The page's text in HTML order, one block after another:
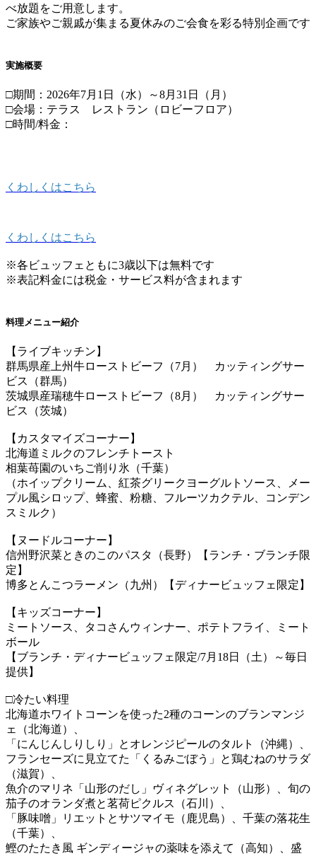
べ放題をご用意します。
ご家族やご親戚が集まる夏休みのご会食を彩る特別企画です
実施概要
□期間：2026年7月1日（水）～8月31日（月）
□会場：テラス レストラン（ロビーフロア）
□時間/料金：
くわしくはこちら
くわしくはこちら
※各ビュッフェともに3歳以下は無料です
※表記料金には税金・サービス料が含まれます
料理メニュー紹介
【ライブキッチン】
群馬県産上州牛ローストビーフ（7月） カッティングサー
ビス（群馬）
茨城県産瑞穂牛ローストビーフ（8月） カッティングサー
ビス（茨城）
【カスタマイズコーナー】
北海道ミルクのフレンチトースト
相葉苺園のいちご削り氷（千葉）
（ホイップクリーム、紅茶グリークヨーグルトソース、メー
プル風シロップ、蜂蜜、粉糖、フルーツカクテル、コンデン
スミルク）
【ヌードルコーナー】
信州野沢菜ときのこのパスタ（長野）【ランチ・ブランチ限
定】
博多とんこつラーメン（九州）【ディナービュッフェ限定】
【キッズコーナー】
ミートソース、タコさんウィンナー、ポテトフライ、ミート
ボール
【ブランチ・ディナービュッフェ限定/7月18日（土）～毎日
提供】
□冷たい料理
北海道ホワイトコーンを使った2種のコーンのブランマンジ
ェ（北海道）、
「にんじんしりしり」とオレンジピールのタルト（沖縄）、
フランセーズに見立てた「くるみごぼう」と鶏むねのサラダ
（滋賀）、
魚介のマリネ「山形のだし」ヴィネグレット（山形）、旬の
茄子のオランダ煮と茗荷ピクルス（石川）、
「豚味噌」リエットとサツマイモ（鹿児島）、千葉の落花生
（千葉）、
鰹のたたき風 ギンディージャの薬味を添えて（高知）、盛